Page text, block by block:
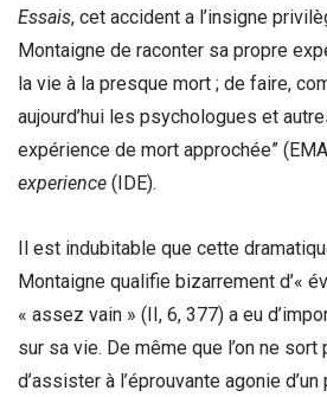
Essais, cet accident a l’insigne
Montaigne de raconter sa propre
la vie à la presque mort ; de faire,
aujourd’hui les psychologues et
expérience de mort approchée”
experience (IDE).
Il est indubitable que cette
Montaigne qualifie bizarrement d’«
« assez vain » (II, 6, 377) a eu
sur sa vie. De même que l’on ne sort
d’assister à l’éprouvante agonie